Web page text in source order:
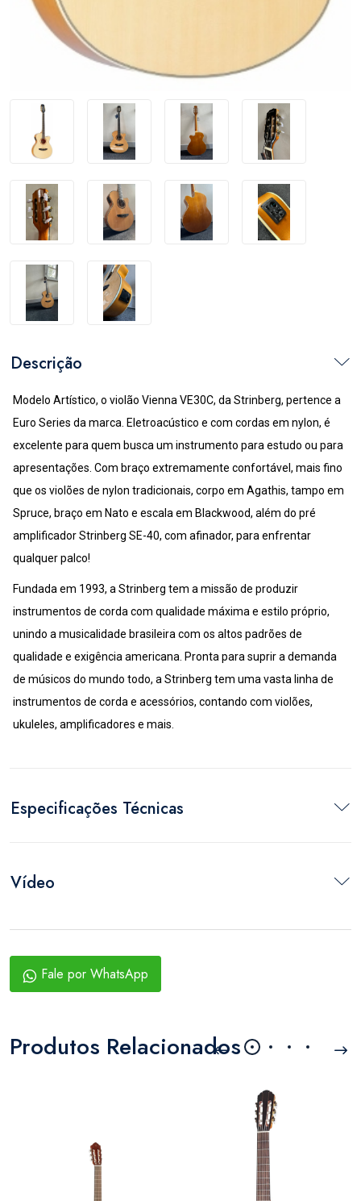
Descrição
Modelo Artístico, o violão Vienna VE30C, da Strinberg, pertence a
Euro Series da marca. Eletroacústico e com cordas em nylon, é
excelente para quem busca um instrumento para estudo ou para
apresentações. Com braço extremamente confortável, mais fino
que os violões de nylon tradicionais, corpo em Agathis, tampo em
Spruce, braço em Nato e escala em Blackwood, além do pré
amplificador Strinberg SE-40, com afinador, para enfrentar
qualquer palco!
Fundada em 1993, a Strinberg tem a missão de produzir
instrumentos de corda com qualidade máxima e estilo próprio,
unindo a musicalidade brasileira com os altos padrões de
qualidade e exigência americana. Pronta para suprir a demanda
de músicos do mundo todo, a Strinberg tem uma vasta linha de
instrumentos de corda e acessórios, contando com violões,
ukuleles, amplificadores e mais.
Especificações Técnicas
Vídeo
Fale por WhatsApp
Produtos Relacionados